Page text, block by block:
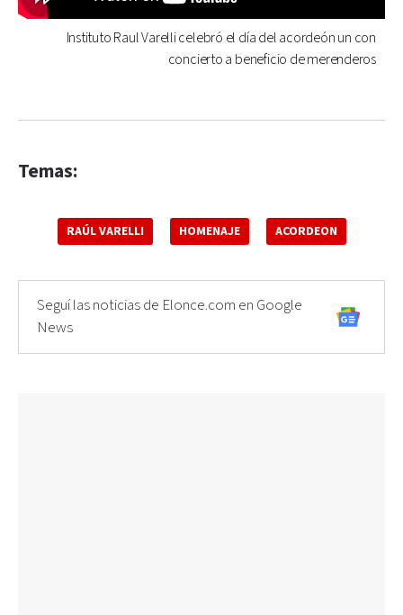
Instituto Raul Varelli celebró el día del acordeón un con
concierto a beneficio de merenderos
Temas:
RAÚL VARELLI HOMENAJE ACORDEON
Seguí las noticias de Elonce.com en Google
News